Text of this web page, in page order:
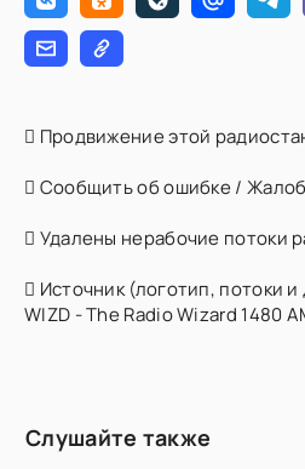
Продвижение этой
Сообщить об ошибке /
Удалены нерабочие потоки
Источник (логотип, потоки
WIZD - The Radio Wizard 1480
Слушайте также